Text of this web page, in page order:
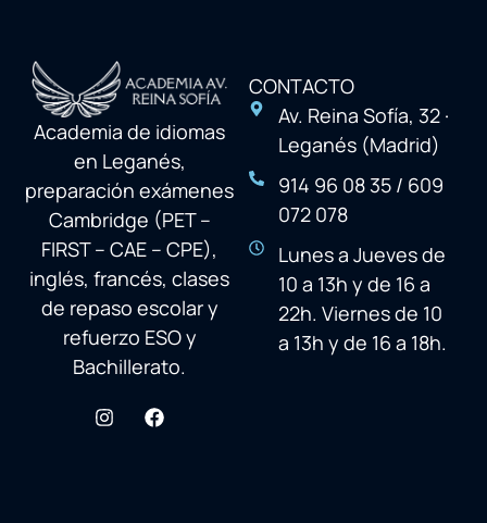
Academia de idiomas
en Leganés,
preparación exámenes
Cambridge (PET –
FIRST – CAE – CPE),
inglés, francés, clases
de repaso escolar y
refuerzo ESO y
Bachillerato.
CONTACTO
Av. Reina Sofía, 32 ·
Leganés (Madrid)
914 96 08 35 / 609
072 078
Lunes a Jueves de
10 a 13h y de 16 a
22h. Viernes de 10
a 13h y de 16 a 18h.